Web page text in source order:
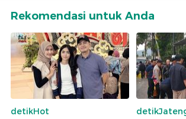
Rekomendasi untuk Anda
detikHot